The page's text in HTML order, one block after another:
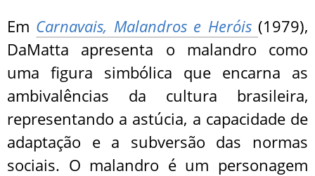
Em Carnavais, Malandros e Heróis(1979),
DaMatta apresenta o malandro como
uma figura simbólica que encarna as
ambivalências da cultura brasileira,
representando a astúcia, a capacidade de
adaptação e a subversão das normas
sociais. O malandro é um personagem